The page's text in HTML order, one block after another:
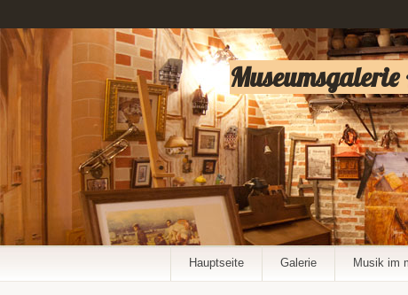
Hauptseite Galerie Musik im